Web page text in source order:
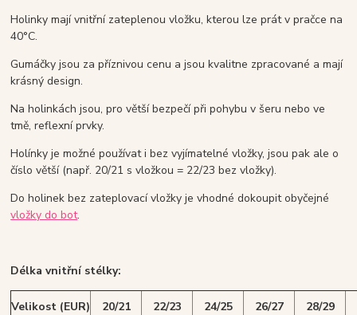
Holinky mají vnitřní zateplenou vložku, kterou lze prát v pračce na
40°C.
Gumáčky jsou za příznivou cenu a jsou kvalitne zpracované a mají
krásný design.
Na holinkách jsou, pro větší bezpečí při pohybu v šeru nebo ve
tmě, reflexní prvky.
Holínky je možné používat i bez vyjímatelné vložky, jsou pak ale o
číslo větší (např. 20/21 s vložkou = 22/23 bez vložky).
Do holinek bez zateplovací vložky je vhodné dokoupit obyčejné
vložky do bot.
Délka vnitřní stélky:
Velikost (EUR) 20/21 22/23 24/25 26/27 28/29